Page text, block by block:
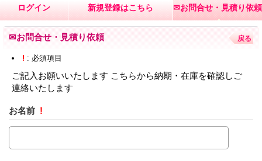
ログイン 新規登録はこちら ✉お問合せ・見積り依頼
✉お問合せ・見積り依頼 戻る
! : 必須項目
ご記入お願いいたします こちらから納期・在庫を確認しご
連絡いたします
お名前 !